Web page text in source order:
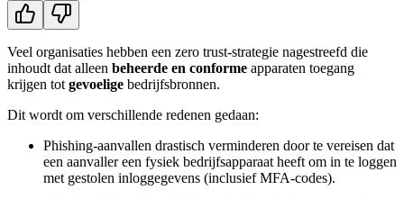
Veel organisaties hebben een zero trust-strategie nagestreefd die
inhoudt dat alleen beheerde en conforme apparaten toegang
krijgen tot gevoelige bedrijfsbronnen.
Dit wordt om verschillende redenen gedaan:
Phishing-aanvallen drastisch verminderen door te vereisen dat
een aanvaller een fysiek bedrijfsapparaat heeft om in te loggen
met gestolen inloggegevens (inclusief MFA-codes).